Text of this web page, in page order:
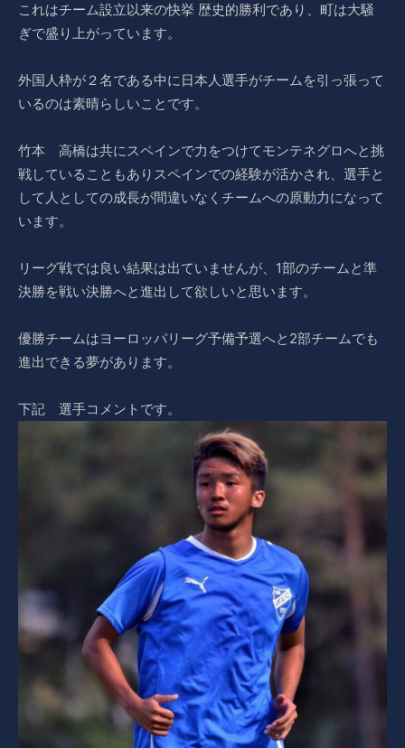
これはチーム設立以来の快挙 歴史的勝利であり、町は大騒
ぎで盛り上がっています。
外国人枠が２名である中に日本人選手がチームを引っ張って
いるのは素晴らしいことです。
竹本 高橋は共にスペインで力をつけてモンテネグロへと挑
戦していることもありスペインでの経験が活かされ、選手と
して人としての成長が間違いなくチームへの原動力になって
います。
リーグ戦では良い結果は出ていませんが、1部のチームと準
決勝を戦い決勝へと進出して欲しいと思います。
優勝チームはヨーロッパリーグ予備予選へと2部チームでも
進出できる夢があります。
下記 選手コメントです。